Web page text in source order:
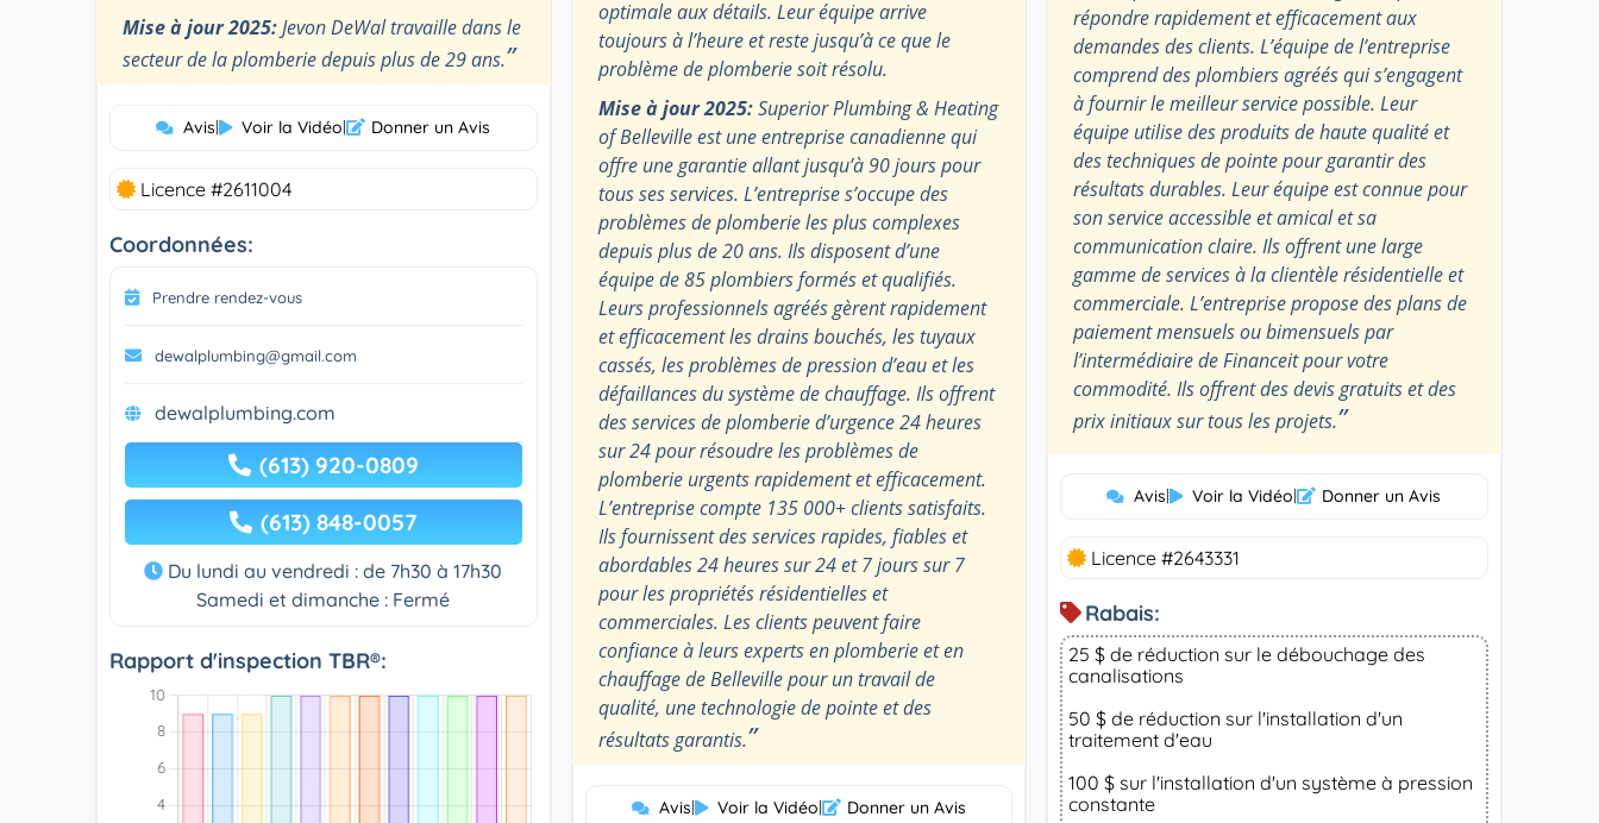
Mise à jour 2025:Jevon DeWal travaille dans le
secteur de la plomberie depuis plus de 29 ans.”
Avis| Voir la Vidéo| Donner un Avis
Licence #2611004
Coordonnées:
Prendre rendez-vous
dewalplumbing@gmail.com
dewalplumbing.com
(613) 920-0809
(613) 848-0057
Du lundi au vendredi : de 7h30 à 17h30
Samedi et dimanche : Fermé
Rapport d'inspection TBR®:
optimale aux détails. Leur équipe arrive
toujours à l’heure et reste jusqu’à ce que le
problème de plomberie soit résolu.
Mise à jour 2025:Superior Plumbing & Heating
of Belleville est une entreprise canadienne qui
offre une garantie allant jusqu’à 90 jours pour
tous ses services. L’entreprise s’occupe des
problèmes de plomberie les plus complexes
depuis plus de 20 ans. Ils disposent d’une
équipe de 85 plombiers formés et qualifiés.
Leurs professionnels agréés gèrent rapidement
et efficacement les drains bouchés, les tuyaux
cassés, les problèmes de pression d’eau et les
défaillances du système de chauffage. Ils offrent
des services de plomberie d’urgence 24 heures
sur 24 pour résoudre les problèmes de
plomberie urgents rapidement et efficacement.
L’entreprise compte 135 000+ clients satisfaits.
Ils fournissent des services rapides, fiables et
abordables 24 heures sur 24 et 7 jours sur 7
pour les propriétés résidentielles et
commerciales. Les clients peuvent faire
confiance à leurs experts en plomberie et en
chauffage de Belleville pour un travail de
qualité, une technologie de pointe et des
résultats garantis.”
Avis| Voir la Vidéo| Donner un Avis
répondre rapidement et efficacement aux
demandes des clients. L’équipe de l’entreprise
comprend des plombiers agréés qui s’engagent
à fournir le meilleur service possible. Leur
équipe utilise des produits de haute qualité et
des techniques de pointe pour garantir des
résultats durables. Leur équipe est connue pour
son service accessible et amical et sa
communication claire. Ils offrent une large
gamme de services à la clientèle résidentielle et
commerciale. L’entreprise propose des plans de
paiement mensuels ou bimensuels par
l’intermédiaire de Financeit pour votre
commodité. Ils offrent des devis gratuits et des
prix initiaux sur tous les projets.”
Avis| Voir la Vidéo| Donner un Avis
Licence #2643331
Rabais:
25 $ de réduction sur le débouchage des
canalisations
50 $ de réduction sur l'installation d'un
traitement d'eau
100 $ sur l'installation d'un système à pression
constante